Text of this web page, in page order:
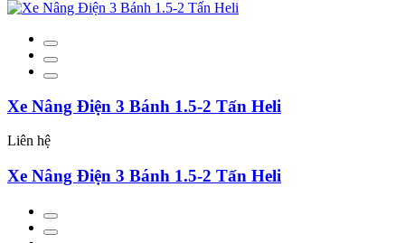
Xe Nâng Điện 3 Bánh 1.5-2 Tấn Heli
Liên hệ
Xe Nâng Điện 3 Bánh 1.5-2 Tấn Heli